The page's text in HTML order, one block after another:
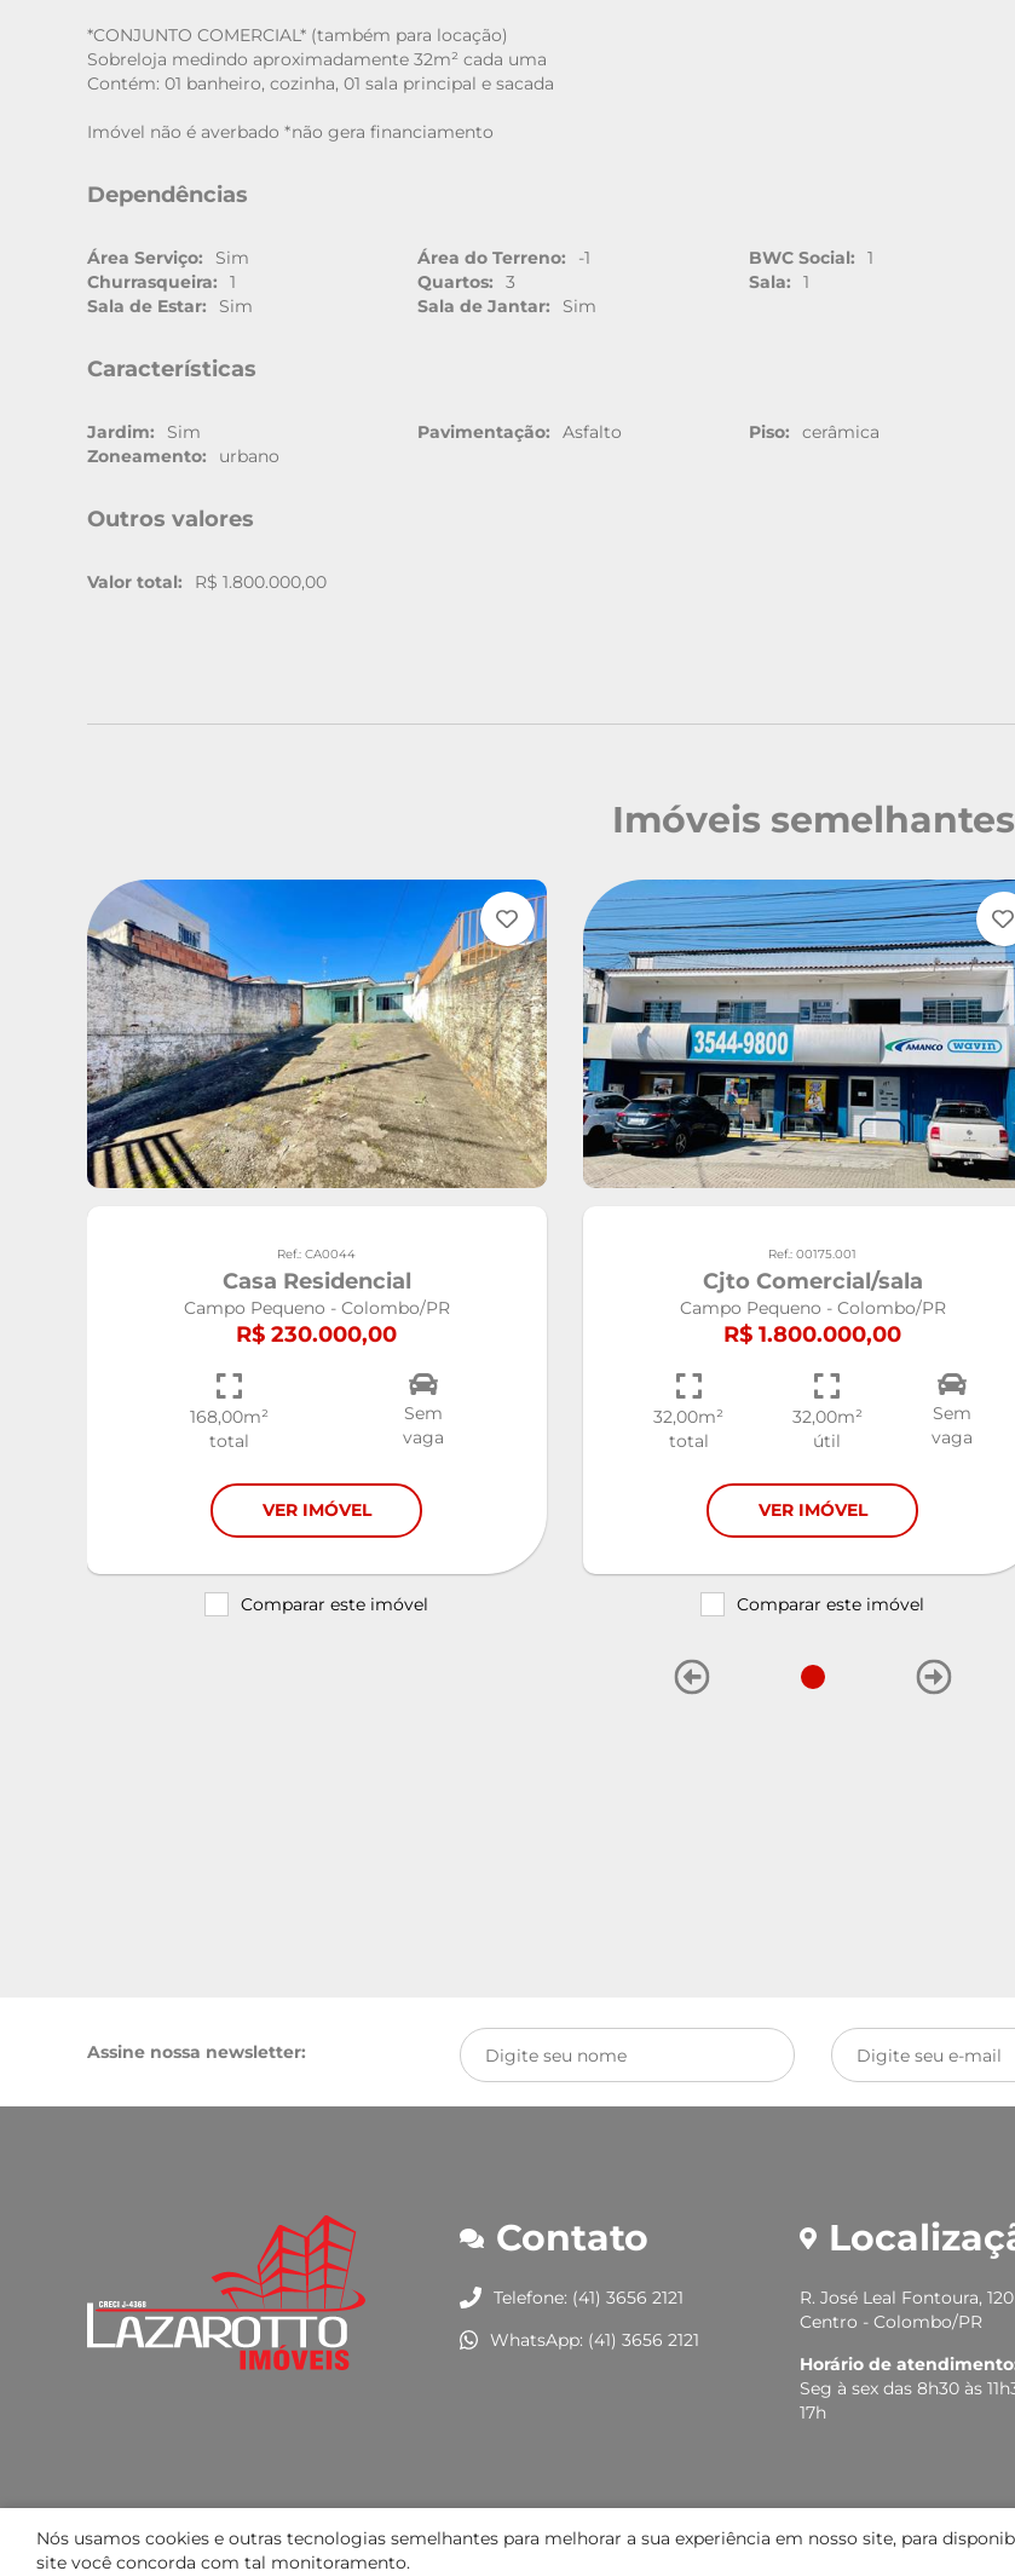
*CONJUNTO COMERCIAL* (também para locação)
Sobreloja medindo aproximadamente 32m² cada uma
Contém: 01 banheiro, cozinha, 01 sala principal e sacada
Imóvel não é averbado *não gera financiamento
Dependências
Área Serviço: Sim Área do Terreno: -1 BWC Social:
1
Churrasqueira:
1 Quartos: 3 Sala:
1
Sala de Estar:
Sim Sala de Jantar: Sim
Características
Jardim: Sim Pavimentação: Asfalto Piso:
cerâmica
Zoneamento:
urbano
Outros valores
Valor total: R$ 1.800.000,00
Imóveis semelhantes
Ref.: CA0044
Casa Residencial
Campo Pequeno - Colombo/PR
R$ 230.000,00
168,00m²
total
Sem
vaga
VER IMÓVEL
Comparar este imóvel
Ref.: 00175.001
Cjto Comercial/sala
Campo Pequeno - Colombo/PR
R$ 1.800.000,00
32,00m²
total
32,00m²
útil
Sem
vaga
VER IMÓVEL
Comparar este imóvel
Assine nossa newsletter:
Nós usamos cookies e outras tecnologias semelhantes para melhorar a sua experiência em nosso site, para
site você concorda com tal monitoramento.
Contato
Telefone: (41) 3656 2121
WhatsApp: (41) 3656 2121
R. José Leal Fontoura, 120
Centro - Colombo/PR
Horário de
Seg à sex das 8h30 às
17h
Lazarotto Imóveis © 2026. Creci J 4368. Todos os direitos reservados.